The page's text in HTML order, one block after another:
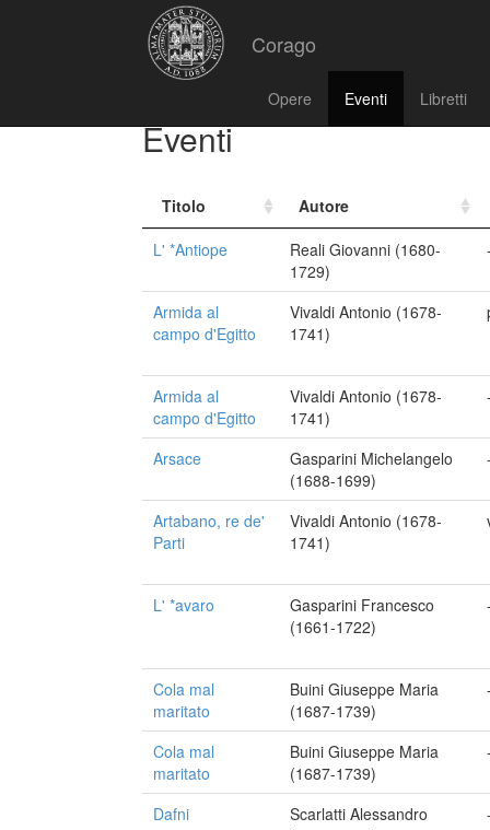
Corago
Opere Eventi Libretti
Eventi
Titolo
Autore
L' *Antiope
Reali Giovanni (1680-
1729)
Armida al
campo d'Egitto
Vivaldi Antonio (1678-
1741)
Armida al
campo d'Egitto
Vivaldi Antonio (1678-
1741)
Arsace
Gasparini Michelangelo
(1688-1699)
Artabano, re de'
Parti
Vivaldi Antonio (1678-
1741)
L' *avaro
Gasparini Francesco
(1661-1722)
Cola mal
maritato
Buini Giuseppe Maria
(1687-1739)
Cola mal
maritato
Buini Giuseppe Maria
(1687-1739)
Dafni
Scarlatti Alessandro